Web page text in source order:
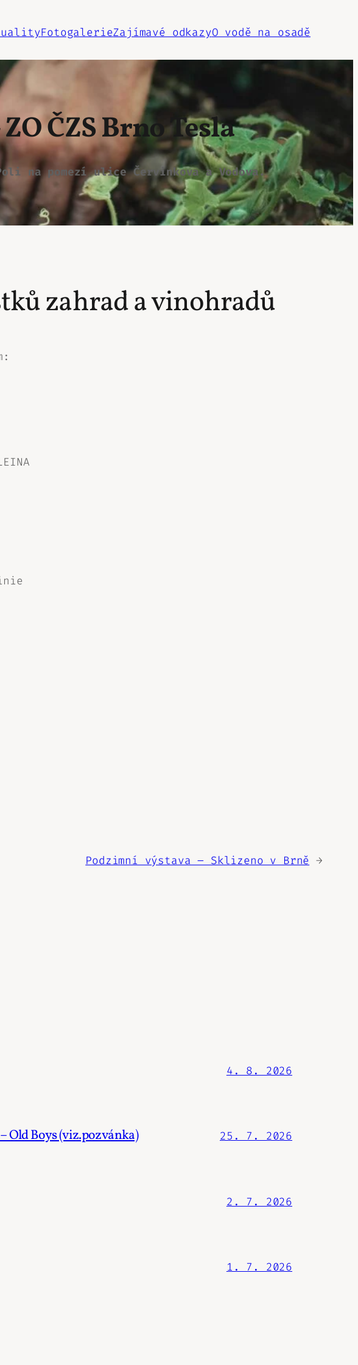
FotogalerieZajímavé odkazyO vodě na osadě
ČZSBrnoTesla
na pomezí ulice Červinkova a Vodova.
zahrad a vinohradů
Podzimní výstava – Sklizeno v Brně →
4. 8. 2026
Old Boys (viz.pozvánka) 25. 7. 2026
2. 7. 2026
1. 7. 2026